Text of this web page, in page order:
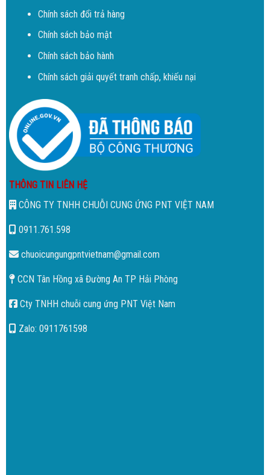
Chính sách đổi trả hàng
Chính sách bảo mật
Chính sách bảo hành
Chính sách giải quyết tranh chấp, khiếu nại
THÔNG TIN LIÊN HỆ
CÔNG TY TNHH CHUỖI CUNG ỨNG PNT VIỆT NAM
0911.761.598
chuoicungungpntvietnam@gmail.com
CCN Tân Hồng xã Đường An TP Hải Phòng
Cty TNHH chuỗi cung ứng PNT Việt Nam
Zalo: 0911761598